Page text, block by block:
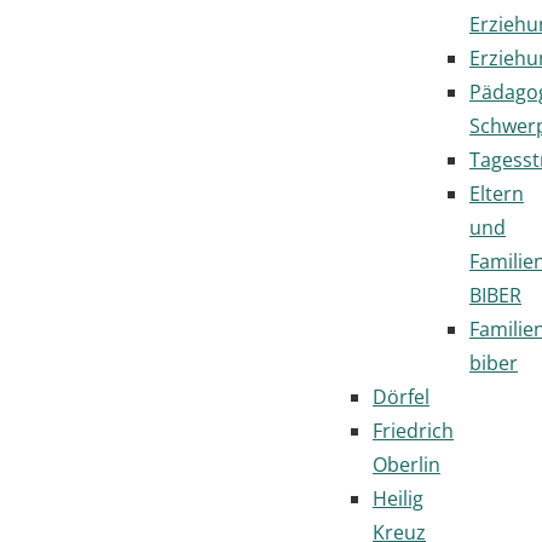
Eltern
und
BIBER
biber
Dörfel
Friedrich
Oberlin
Heilig
Kreuz